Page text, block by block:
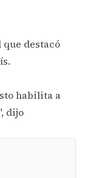
destacó
habilita a
dijo